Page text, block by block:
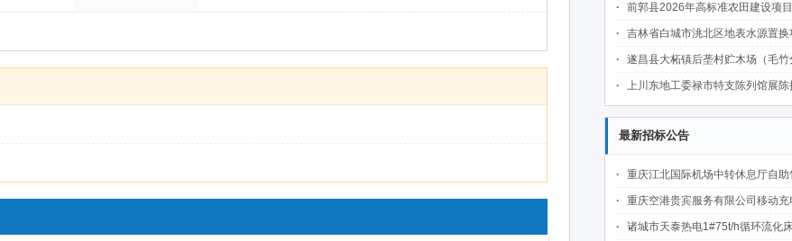
前郭县2026年高标准农田建设项目七标段中
吉林省白城市洮北区地表水源置换项目可行性研究报告、勘察设计
遂昌县大柘镇后垄村贮木场（毛竹分解点）中
上川东地工委禄市特支陈列馆展陈提升项目施工标段
最新招标公告
重庆江北国际机场中转休息厅自助售卖机点位公开招
重庆空港贵宾服务有限公司移动充电宝点位资源公开
诸城市天泰热电1#75t/h循环流化床锅炉及配套设施升级改造项目（设计施工一体